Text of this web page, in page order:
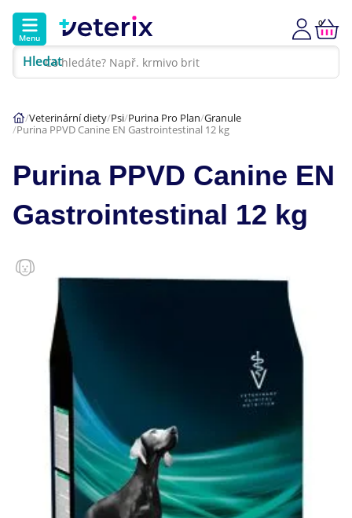
Menu
Hledat
0
Hlavní kategorie
Akce
Psi
Kočky
Veterinární diety
Dárkové poukazy
Klinika Veterix
777 319 516 (Po–Pá, 9–19h; So–Ne, 9–14h)
info@veterix.cz
E-shop Veterix
Veterinární diety Psi Purina Pro Plan Granule
Purina PPVD Canine EN Gastrointestinal 12 kg
Purina PPVD Canine EN
Gastrointestinal 12 kg